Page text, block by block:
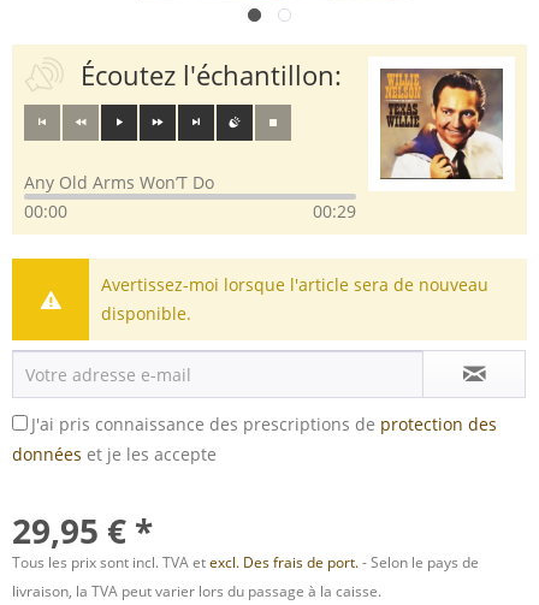
Écoutez l'échantillon:
Any Old Arms Won’T Do
00:00
00:29
Avertissez-moi lorsque l'article sera de nouveau
disponible.
J'ai pris connaissance des prescriptions de protection des
données et je les accepte
29,95 € *
Tous les prix sont incl. TVA etexcl. Des frais de port.- Selon le pays de
livraison, la TVA peut varier lors du passage à la caisse.